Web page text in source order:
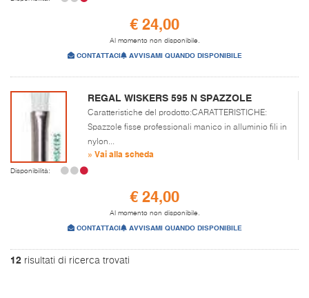
€ 24,00
Al momento non disponibile.
CONTATTACI AVVISAMI QUANDO DISPONIBILE
REGAL WISKERS 595 N SPAZZOLE
Caratteristiche del prodotto:CARATTERISTICHE:
Spazzole fisse professionali manico in alluminio fili in
nylon...
» Vai alla scheda
Disponibilità:
€ 24,00
Al momento non disponibile.
CONTATTACI AVVISAMI QUANDO DISPONIBILE
12 risultati di ricerca trovati